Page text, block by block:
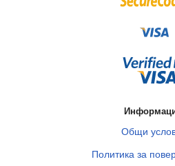
Общи
Политика за